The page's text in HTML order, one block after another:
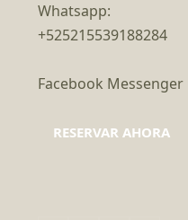
Whatsapp:
+525215539188284
Facebook Messenger
RESERVAR AHORA